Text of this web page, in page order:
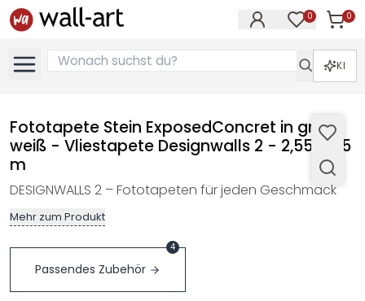
0 0
KI
Fototapete Stein ExposedConcret in grau
weiß - Vliestapete Designwalls 2 - 2,55 x 3,5
m
DESIGNWALLS 2 – Fototapeten für jeden Geschmack
Mehr zum Produkt
Passendes Zubehör
4